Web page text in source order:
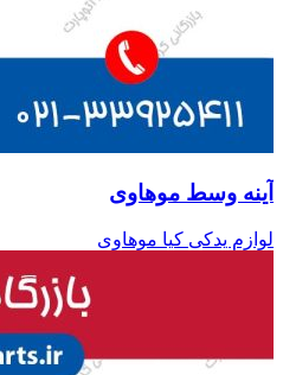
آینه وسط موهاوی
لوازم یدکی کیا موهاوی